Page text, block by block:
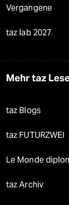
Vergangene
taz lab 2027
Mehr taz
taz Blogs
taz FUTURZWEI
Le Monde
taz Archiv